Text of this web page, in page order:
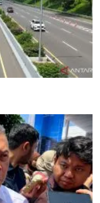
lintasi Tol Cipali